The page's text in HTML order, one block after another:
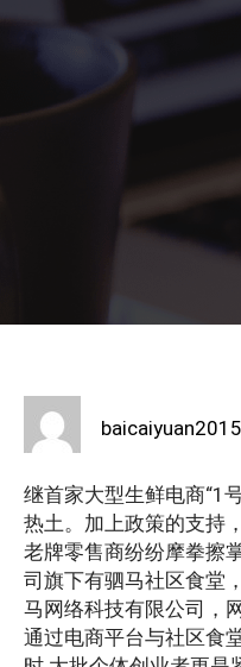
baicaiyuan
继首家大型生鲜电商“1
热土。加上政策的支持
老牌零售商纷纷摩拳擦
司旗下有驷马社区食堂
马网络科技有限公司，
通过电商平台与社区食